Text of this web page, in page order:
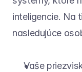
inteligencie. Na
nasledujúce
Vaše